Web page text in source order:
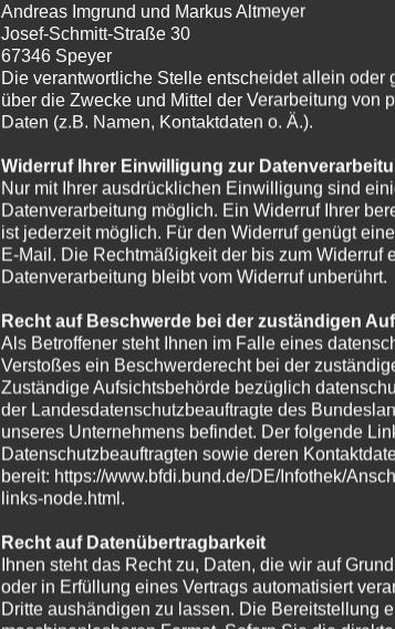
Andreas Imgrund und Markus Altmeyer
Josef-Schmitt-Straße 30
67346 Speyer
Die verantwortliche Stelle entscheidet allein oder
über die Zwecke und Mittel der Verarbeitung von
Daten (z.B. Namen, Kontaktdaten o. Ä.).
Widerruf Ihrer Einwilligung zur
Nur mit Ihrer ausdrücklichen Einwilligung sind
Datenverarbeitung möglich. Ein Widerruf Ihrer
ist jederzeit möglich. Für den Widerruf genügt
E-Mail. Die Rechtmäßigkeit der bis zum Widerruf
Datenverarbeitung bleibt vom Widerruf unberührt.
Recht auf Beschwerde bei der zuständigen
Als Betroffener steht Ihnen im Falle eines
Verstoßes ein Beschwerderecht bei der
Zuständige Aufsichtsbehörde bezüglich
der Landesdatenschutzbeauftragte des
unseres Unternehmens befindet. Der folgende
Datenschutzbeauftragten sowie deren
bereit: https://www.bfdi.bund.de/DE/Infothek/
links-node.html.
Recht auf Datenübertragbarkeit
Ihnen steht das Recht zu, Daten, die wir auf
oder in Erfüllung eines Vertrags automatisiert
Dritte aushändigen zu lassen. Die Bereitstellung